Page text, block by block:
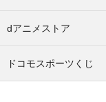
dアニメストア
ドコモスポーツくじ